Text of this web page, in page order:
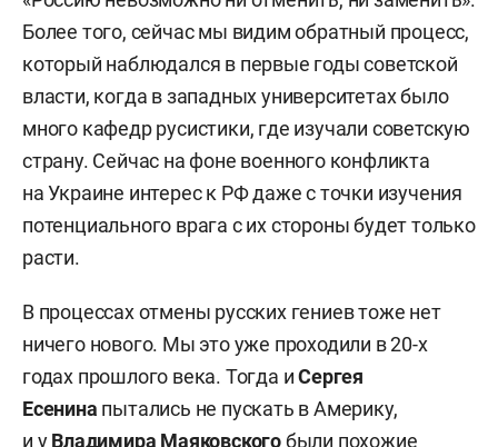
Более того, сейчас мы видим обратный процесс,
который наблюдался в первые годы советской
власти, когда в западных университетах было
много кафедр русистики, где изучали советскую
страну. Сейчас на фоне военного конфликта
на Украине интерес к РФ даже с точки изучения
потенциального врага с их стороны будет только
расти.
В процессах отмены русских гениев тоже нет
ничего нового. Мы это уже проходили в 20-х
годах прошлого века. Тогда иСергея
Есенина пытались не пускать в Америку,
и уВладимира Маяковскогобыли похожие